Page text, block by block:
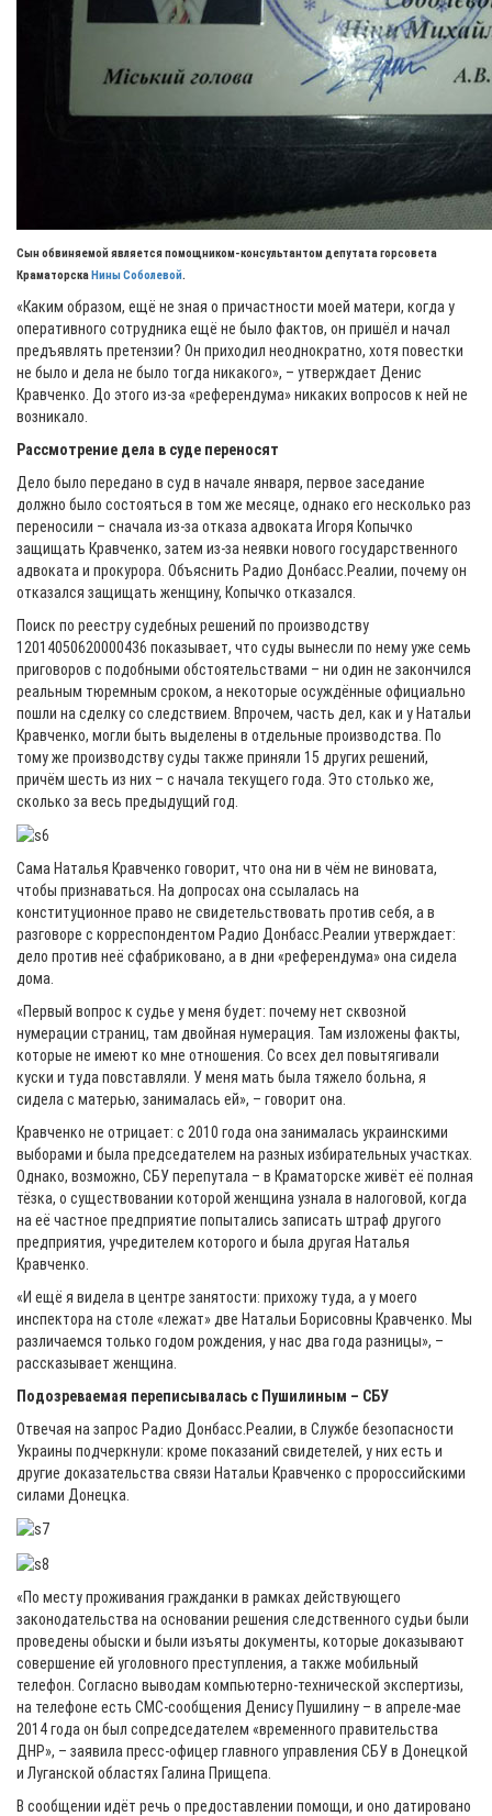
Сын обвиняемой является помощником-консультантом депутата горсовета
КраматорскаНины Соболевой.
«Каким образом, ещё не зная о причастности моей матери, когда у
оперативного сотрудника ещё не было фактов, он пришёл и начал
предъявлять претензии? Он приходил неоднократно, хотя повестки
не было и дела не было тогда никакого», – утверждает Денис
Кравченко. До этого из-за «референдума» никаких вопросов к ней не
возникало.
Рассмотрение дела в суде переносят
Дело было передано в суд в начале января, первое заседание
должно было состояться в том же месяце, однако его несколько раз
переносили – сначала из-за отказа адвоката Игоря Копычко
защищать Кравченко, затем из-за неявки нового государственного
адвоката и прокурора. Объяснить Радио Донбасс.Реалии, почему он
отказался защищать женщину, Копычко отказался.
Поиск по реестру судебных решений по производству
12014050620000436 показывает, что суды вынесли по нему уже семь
приговоров с подобными обстоятельствами – ни один не закончился
реальным тюремным сроком, а некоторые осуждённые официально
пошли на сделку со следствием. Впрочем, часть дел, как и у Натальи
Кравченко, могли быть выделены в отдельные производства. По
тому же производству суды также приняли 15 других решений,
причём шесть из них – с начала текущего года. Это столько же,
сколько за весь предыдущий год.
Сама Наталья Кравченко говорит, что она ни в чём не виновата,
чтобы признаваться. На допросах она ссылалась на
конституционное право не свидетельствовать против себя, а в
разговоре с корреспондентом Радио Донбасс.Реалии утверждает:
дело против неё сфабриковано, а в дни «референдума» она сидела
дома.
«Первый вопрос к судье у меня будет: почему нет сквозной
нумерации страниц, там двойная нумерация. Там изложены факты,
которые не имеют ко мне отношения. Со всех дел повытягивали
куски и туда повставляли. У меня мать была тяжело больна, я
сидела с матерью, занималась ей», – говорит она.
Кравченко не отрицает: с 2010 года она занималась украинскими
выборами и была председателем на разных избирательных участках.
Однако, возможно, СБУ перепутала – в Краматорске живёт её полная
тёзка, о существовании которой женщина узнала в налоговой, когда
на её частное предприятие попытались записать штраф другого
предприятия, учредителем которого и была другая Наталья
Кравченко.
«И ещё я видела в центре занятости: прихожу туда, а у моего
инспектора на столе «лежат» две Натальи Борисовны Кравченко. Мы
различаемся только годом рождения, у нас два года разницы», –
рассказывает женщина.
Подозреваемая переписывалась с Пушилиным – СБУ
Отвечая на запрос Радио Донбасс.Реалии, в Службе безопасности
Украины подчеркнули: кроме показаний свидетелей, у них есть и
другие доказательства связи Натальи Кравченко с пророссийскими
силами Донецка.
«По месту проживания гражданки в рамках действующего
законодательства на основании решения следственного судьи были
проведены обыски и были изъяты документы, которые доказывают
совершение ей уголовного преступления, а также мобильный
телефон. Согласно выводам компьютерно-технической экспертизы,
на телефоне есть СМС-сообщения Денису Пушилину – в апреле-мае
2014 года он был сопредседателем «временного правительства
ДНР», – заявила пресс-офицер главного управления СБУ в Донецкой
и Луганской областях Галина Прищепа.
В сообщении идёт речь о предоставлении помощи, и оно датировано